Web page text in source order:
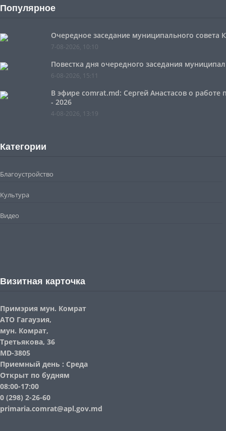
Популярное
Очередное заседание муниципального совета
7-08-2026, 10:10
Повестка дня очередного заседания
6-08-2026, 15:11
В эфире comrat.md: Сергей Анастасов о
- 2026
4-08-2026, 13:19
Категории
Благоустройство
Культура
Видео
Визитная карточка
Примэрия мун. Комрат
АТО Гагаузия,
мун. Комрат,
Третьякова, 36
MD-3805
Приемный день : Среда
Открыт по будням
08:00-17:00
0 (298) 2-26-60
primaria.comrat@apl.gov.md